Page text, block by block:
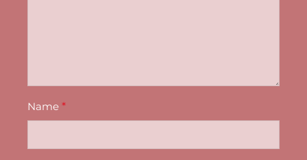
Name *